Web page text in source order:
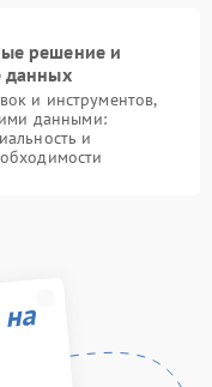
решение и
данных
и инструментов,
данными:
и